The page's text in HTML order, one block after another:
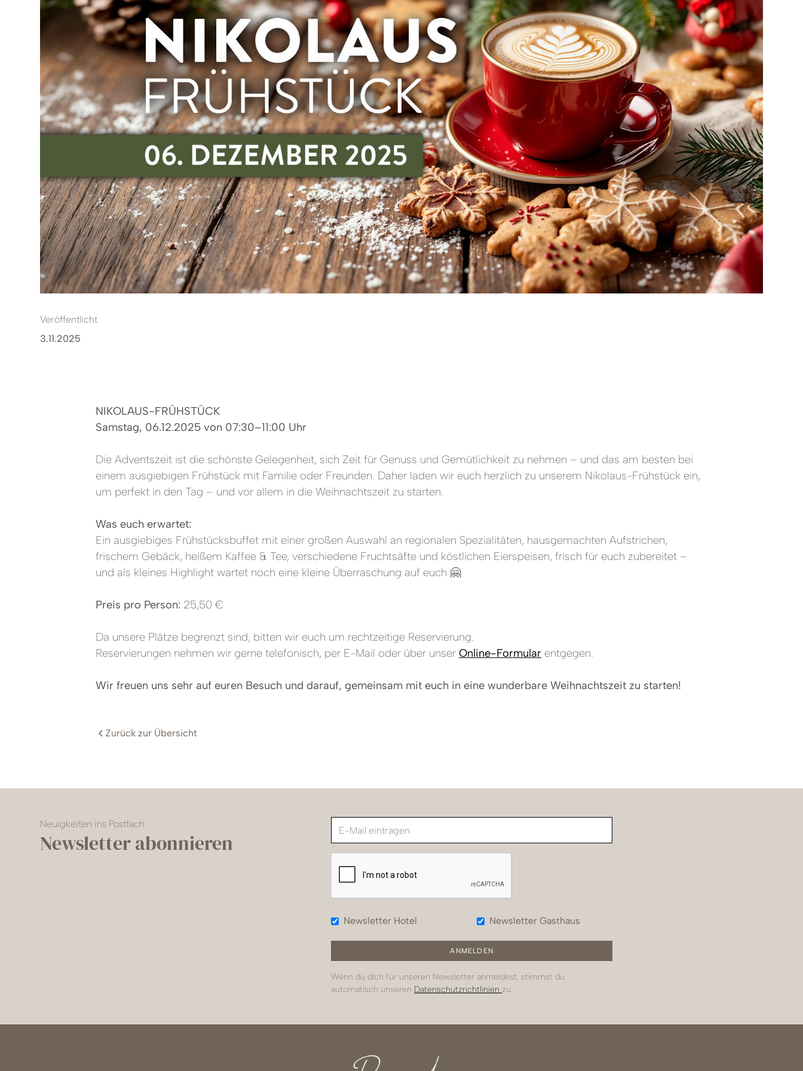
Veröffentlicht
3.11.2025
NIKOLAUS-FRÜHSTÜCK
Samstag, 06.12.2025 von 07:30–11:00 Uhr
Die Adventszeit ist die schönste Gelegenheit, sich Zeit für Genuss und Gemütlichkeit zu nehmen – und das am besten bei
einem ausgiebigen Frühstück mit Familie oder Freunden. Daher laden wir euch herzlich zu unserem Nikolaus-Frühstück ein,
um perfekt in den Tag – und vor allem in die Weihnachtszeit zu starten.
Was euch erwartet:
Ein ausgiebiges Frühstücksbuffet mit einer großen Auswahl an regionalen Spezialitäten, hausgemachten Aufstrichen,
frischem Gebäck, heißem Kaffee & Tee, verschiedene Fruchtsäfte und köstlichen Eierspeisen, frisch für euch zubereitet –
und als kleines Highlight wartet noch eine kleine Überraschung auf euch 🤗
Preis pro Person: 25,50 €
Da unsere Plätze begrenzt sind, bitten wir euch um rechtzeitige Reservierung.
Reservierungen nehmen wir gerne telefonisch, per E-Mail oder über unser Online-Formular entgegen.
Wir freuen uns sehr auf euren Besuch und darauf, gemeinsam mit euch in eine wunderbare Weihnachtszeit zu starten!
Zurück zur Übersicht
Neuigkeiten ins Postfach
Newsletter abonnieren
Newsletter Hotel Newsletter Gasthaus
Wenn du dich für unseren Newsletter anmeldest, stimmst du
automatisch unseren Datenschutzrichtlinien zu.